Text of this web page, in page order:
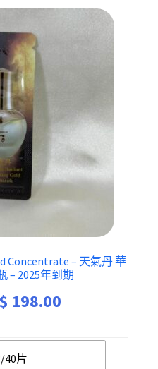
Concentrate – 天氣丹 華
– 2025年到期
$ 198.00Price
40片